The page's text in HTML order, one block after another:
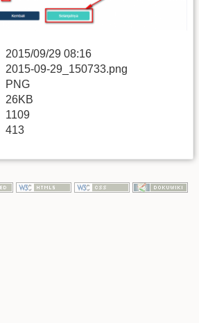
2015/09/29 08:16
2015-09-29_150733.png
PNG
26KB
1109
413